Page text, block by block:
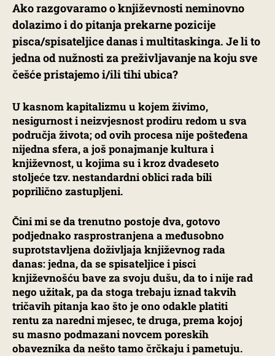
Ako razgovaramo o književnosti neminovno
dolazimo i do pitanja prekarne pozicije
pisca/spisateljice danas i multitaskinga. Je li to
jedna od nužnosti za preživljavanje na koju sve
češće pristajemo i/ili tihi ubica?
U kasnom kapitalizmu u kojem živimo,
nesigurnost i neizvjesnost prodiru redom u sva
područja života; od ovih procesa nije pošteđena
nijedna sfera, a još ponajmanje kultura i
književnost, u kojima su i kroz dvadeseto
stoljeće tzv. nestandardni oblici rada bili
poprilično zastupljeni.
Čini mi se da trenutno postoje dva, gotovo
podjednako rasprostranjena a međusobno
suprotstavljena doživljaja književnog rada
danas: jedna, da se spisateljice i pisci
književnošću bave za svoju dušu, da to i nije rad
nego užitak, pa da stoga trebaju iznad takvih
tričavih pitanja kao što je ono odakle platiti
rentu za naredni mjesec, te druga, prema kojoj
su masno podmazani novcem poreskih
obaveznika da nešto tamo črčkaju i pametuju.